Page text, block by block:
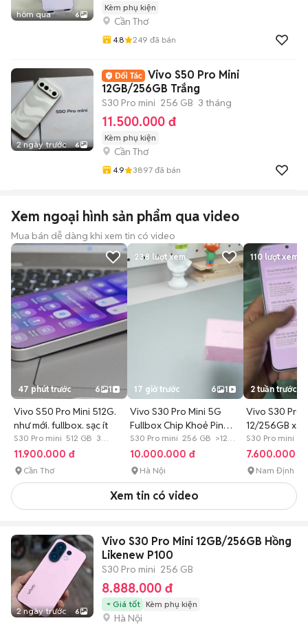
hôm qua 6
Kèm phụ kiện
Cần Thơ
4.8 249 đã bán
2 ngày trước 6
Vivo S50 Pro Mini
12GB/256GB Trắng
S30 Pro mini 256 GB 3 tháng
11.500.000 đ
Kèm phụ kiện
Cần Thơ
4.9 3897 đã bán
Xem ngoại hình sản phẩm qua video
Mua bán dễ dàng khi xem tin có video
47 phút trước 6 1
Vivo S50 Pro Mini 512G.
như mới. fullbox. sạc ít
S30 Pro mini 512 GB 3
tháng
11.900.000 đ
Cần Thơ
238 lượt xem
17 giờ trước 6 1
Vivo S30 Pro Mini 5G
Fullbox Chip Khoẻ Pin
Trâu
S30 Pro mini 256 GB >12
tháng
10.000.000 đ
Hà Nội
110lượt xem
2 tuần trước
Vivo S30 Pro
12/256GB
đẹp
S30 Pro mini
tháng
7.600.000 đ
Nam Định
Xem tin có video
2 ngày trước 6
Vivo S30 Pro Mini 12GB/256GB Hồng
Likenew P100
S30 Pro mini 256 GB
8.888.000 đ
Giá tốt Kèm phụ kiện
Hà Nội